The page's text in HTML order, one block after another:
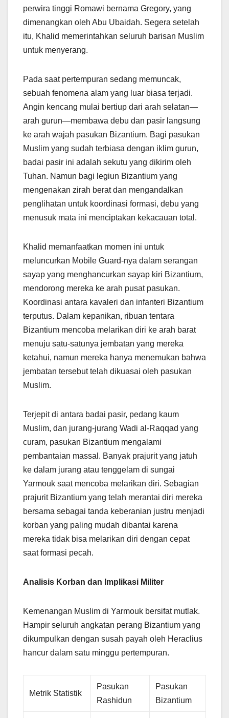
perwira tinggi Romawi bernama Gregory, yang
dimenangkan oleh Abu Ubaidah. Segera setelah
itu, Khalid memerintahkan seluruh barisan Muslim
untuk menyerang.
Pada saat pertempuran sedang memuncak,
sebuah fenomena alam yang luar biasa terjadi.
Angin kencang mulai bertiup dari arah selatan—
arah gurun—membawa debu dan pasir langsung
ke arah wajah pasukan Bizantium. Bagi pasukan
Muslim yang sudah terbiasa dengan iklim gurun,
badai pasir ini adalah sekutu yang dikirim oleh
Tuhan. Namun bagi legiun Bizantium yang
mengenakan zirah berat dan mengandalkan
penglihatan untuk koordinasi formasi, debu yang
menusuk mata ini menciptakan kekacauan total.
Khalid memanfaatkan momen ini untuk
meluncurkan Mobile Guard-nya dalam serangan
sayap yang menghancurkan sayap kiri Bizantium,
mendorong mereka ke arah pusat pasukan.
Koordinasi antara kavaleri dan infanteri Bizantium
terputus. Dalam kepanikan, ribuan tentara
Bizantium mencoba melarikan diri ke arah barat
menuju satu-satunya jembatan yang mereka
ketahui, namun mereka hanya menemukan bahwa
jembatan tersebut telah dikuasai oleh pasukan
Muslim.
Terjepit di antara badai pasir, pedang kaum
Muslim, dan jurang-jurang Wadi al-Raqqad yang
curam, pasukan Bizantium mengalami
pembantaian massal. Banyak prajurit yang jatuh
ke dalam jurang atau tenggelam di sungai
Yarmouk saat mencoba melarikan diri. Sebagian
prajurit Bizantium yang telah merantai diri mereka
bersama sebagai tanda keberanian justru menjadi
korban yang paling mudah dibantai karena
mereka tidak bisa melarikan diri dengan cepat
saat formasi pecah.
Analisis Korban dan Implikasi Militer
Kemenangan Muslim di Yarmouk bersifat mutlak.
Hampir seluruh angkatan perang Bizantium yang
dikumpulkan dengan susah payah oleh Heraclius
hancur dalam satu minggu pertempuran.
Metrik Statistik
Pasukan
Rashidun
Pasukan
Bizantium